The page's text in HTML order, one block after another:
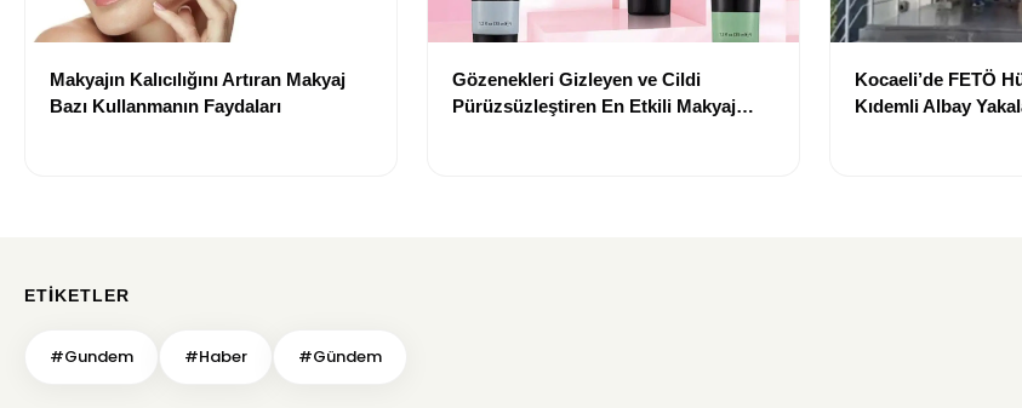
Makyajın Kalıcılığını Artıran Makyaj
Bazı Kullanmanın Faydaları
Gözenekleri Gizleyen ve Cildi
Pürüzsüzleştiren En Etkili Makyaj
Kocaeli’de FETÖ
Kıdemli Albay
ETIKETLER
#Gundem #Haber #Gündem